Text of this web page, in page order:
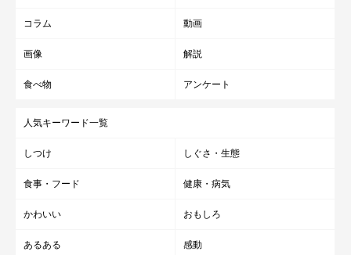
コラム 動画
画像 解説
食べ物 アンケート
人気キーワード一覧
しつけ しぐさ・生態
食事・フード 健康・病気
かわいい おもしろ
あるある 感動